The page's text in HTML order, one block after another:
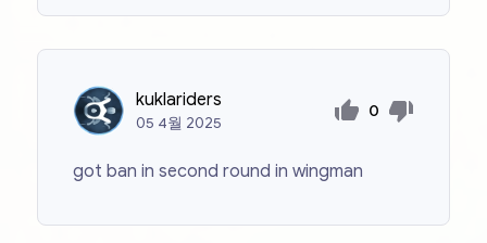
kuklariders
05 4월 2025
0
got ban in second round in wingman